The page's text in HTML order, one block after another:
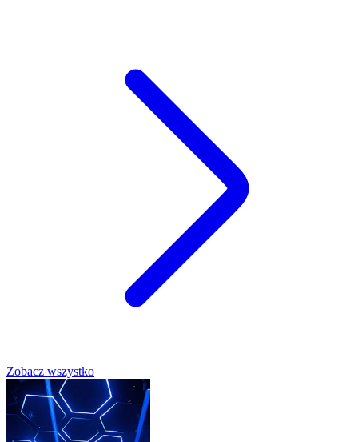
Zobacz wszystko